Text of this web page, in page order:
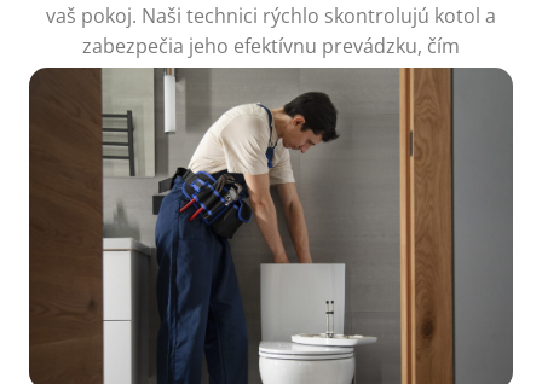
vaš pokoj. Naši technici rýchlo skontrolujú kotol a
zabezpečia jeho efektívnu prevádzku, čím
predídete zbytočným nákladom na opravy.